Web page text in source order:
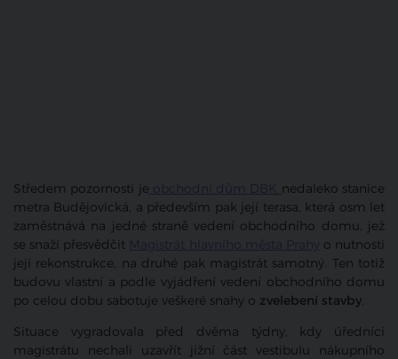
Středem pozornosti je obchodní dům DBK
nedaleko stanice
metra Budějovická, a především pak její terasa, která osm let
zaměstnává na jedné straně vedení obchodního domu, jež
se snaží přesvědčit Magistrát hlavního města Prahy o nutnosti
její rekonstrukce, na druhé pak magistrát samotný. Ten totiž
budovu vlastní a podle vyjádření vedení obchodního domu
po celou dobu sabotuje veškeré snahy o zvelebení stavby.
Situace vygradovala před dvěma týdny, kdy úředníci
magistrátu nechali uzavřít jižní část vestibulu nákupního